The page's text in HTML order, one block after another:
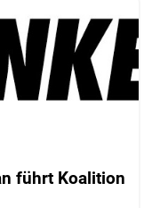
führt Koalition